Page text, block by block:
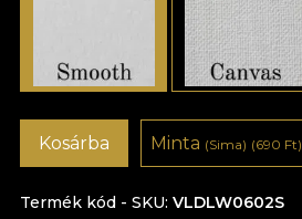
Termék kód - SKU VLDLW0602S
Kosárba Minta (Sima) (690 Ft)